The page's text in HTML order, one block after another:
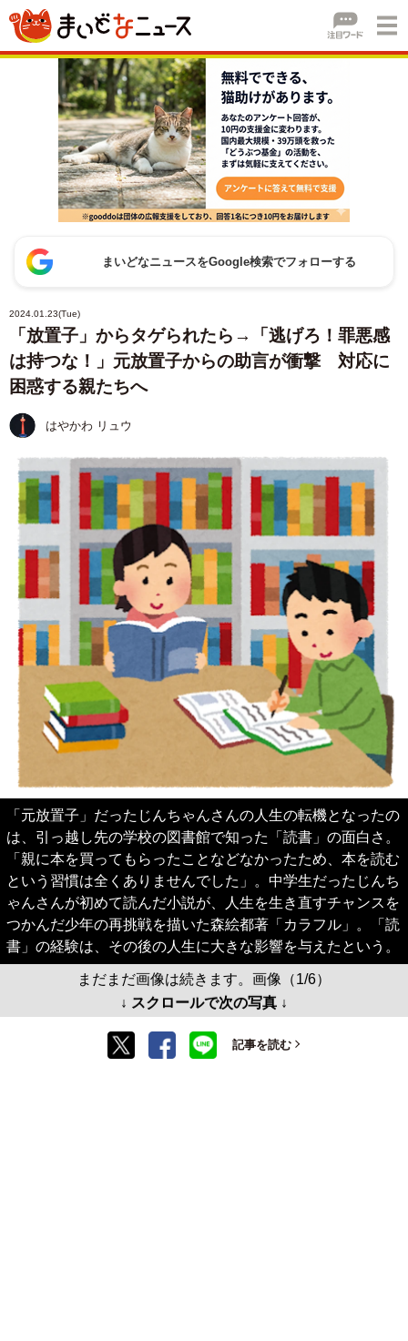
まいどなニュースをGoogle検索でフォローする
2024.01.23(Tue)
「放置子」からタゲられたら→「逃げろ！罪悪感
は持つな！」元放置子からの助言が衝撃 対応に
困惑する親たちへ
はやかわ リュウ
「元放置子」だったじんちゃんさんの人生の転機となったの
は、引っ越し先の学校の図書館で知った「読書」の面白さ。
「親に本を買ってもらったことなどなかったため、本を読む
という習慣は全くありませんでした」。中学生だったじんち
ゃんさんが初めて読んだ小説が、人生を生き直すチャンスを
つかんだ少年の再挑戦を描いた森絵都著「カラフル」。「読
書」の経験は、その後の人生に大きな影響を与えたという。
まだまだ画像は続きます。画像（1/6）
↓ スクロールで次の写真 ↓
記事を読む